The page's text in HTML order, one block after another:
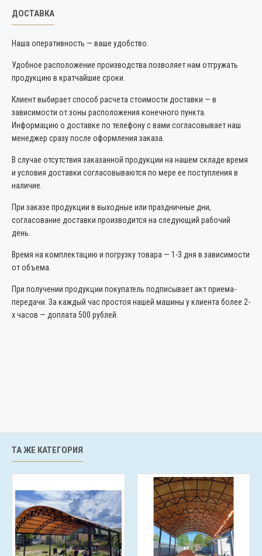
ДОСТАВКА
Наша оперативность — ваше удобство.
Удобное расположение производства позволяет нам отгружать
продукцию в кратчайшие сроки.
Клиент выбирает способ расчета стоимости доставки — в
зависимости от зоны расположения конечного пункта.
Информацию о доставке по телефону с вами согласовывает наш
менеджер сразу после оформления заказа.
В случае отсутствия заказанной продукции на нашем складе время
и условия доставки согласовываются по мере ее поступления в
наличие.
При заказе продукции в выходные или праздничные дни,
согласование доставки производится на следующий рабочий
день.
Время на комплектацию и погрузку товара — 1-3 дня в зависимости
от объема.
При получении продукции покупатель подписывает акт приема-
передачи. За каждый час простоя нашей машины у клиента более 2-
х часов — доплата 500 рублей.
ТА ЖЕ КАТЕГОРИЯ